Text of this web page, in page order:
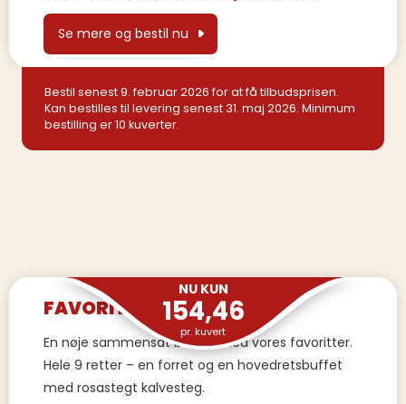
Se mere og bestil nu
Bestil senest 9. februar 2026 for at få tilbudsprisen.
Kan bestilles til levering senest 31. maj 2026. Minimum
bestilling er 10 kuverter.
NU KUN
154,46
pr. kuvert
FAVORITBUFFET – LUKSUS
En nøje sammensat buffet med vores favoritter.
Hele 9 retter – en forret og en hovedretsbuffet
med rosastegt kalvesteg.